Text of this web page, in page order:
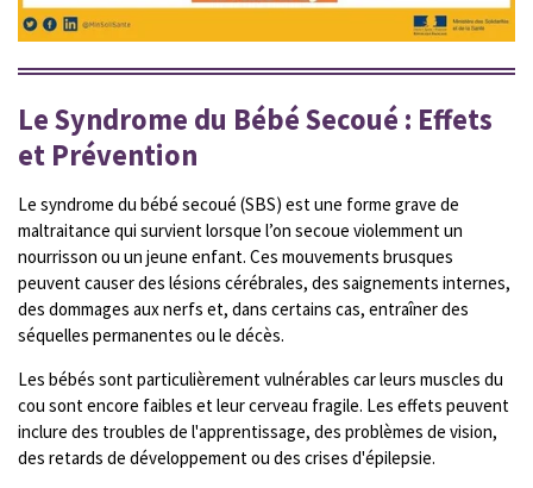
Le Syndrome du Bébé Secoué : Effets
et Prévention
Le syndrome du bébé secoué (SBS) est une forme grave de
maltraitance qui survient lorsque l’on secoue violemment un
nourrisson ou un jeune enfant. Ces mouvements brusques
peuvent causer des lésions cérébrales, des saignements internes,
des dommages aux nerfs et, dans certains cas, entraîner des
séquelles permanentes ou le décès.
Les bébés sont particulièrement vulnérables car leurs muscles du
cou sont encore faibles et leur cerveau fragile. Les effets peuvent
inclure des troubles de l'apprentissage, des problèmes de vision,
des retards de développement ou des crises d'épilepsie.